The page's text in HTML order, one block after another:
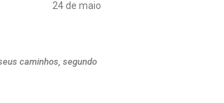
24 de maio
caminhos, segundo